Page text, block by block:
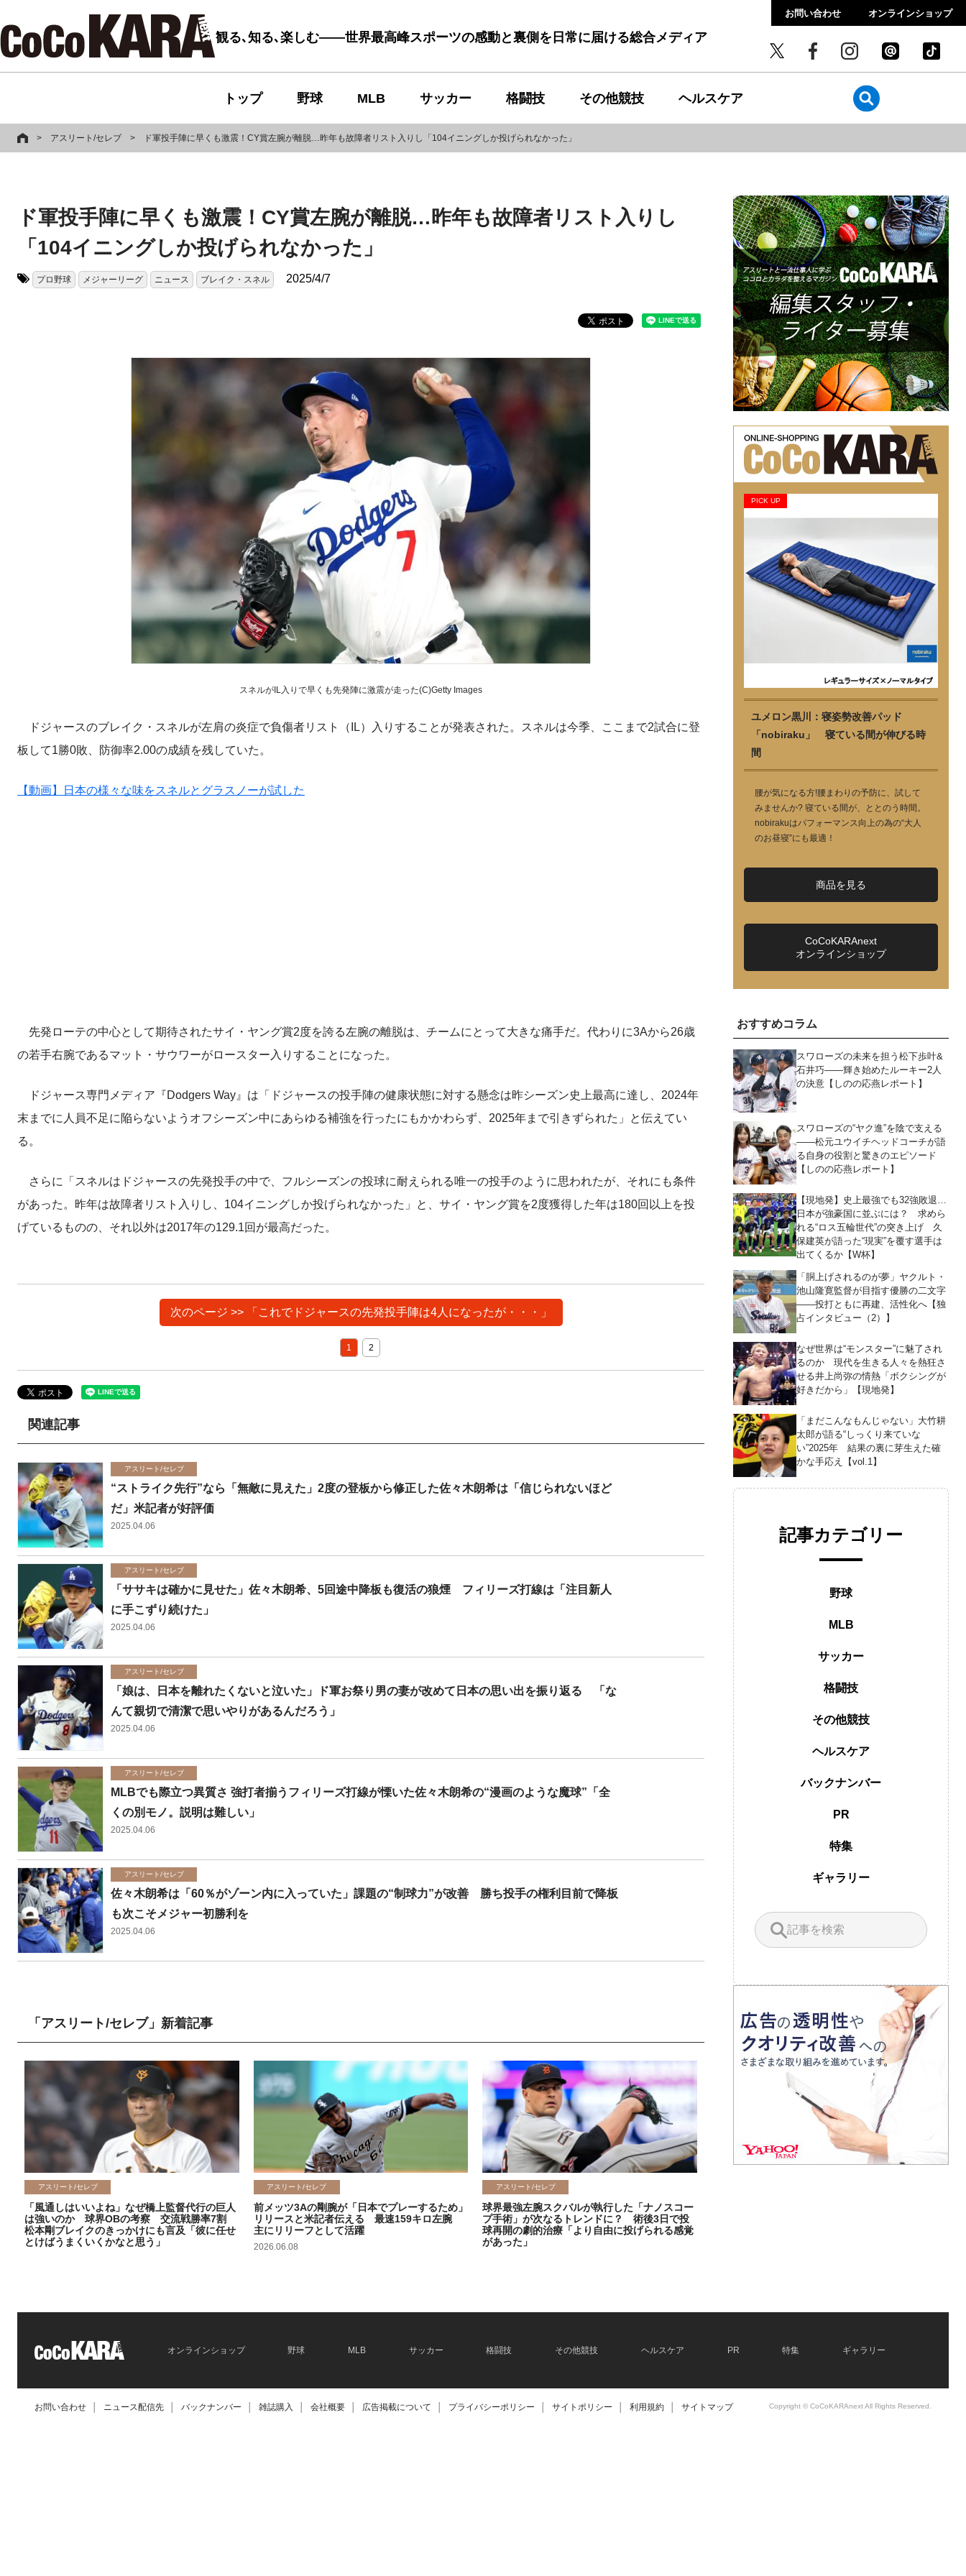
観る､知る､楽しむ――世界最高峰スポーツの感動と裏側を日常に届ける総合メディア
お問い合わせ オンラインショップ
トップ 野球 MLB サッカー 格闘技 その他競技 ヘルスケア
> アスリート/セレブ > ド軍投手陣に早くも激震！CY賞左腕が離脱…昨年も故障者リスト入りし「104イニングしか投げられなかった」
ド軍投手陣に早くも激震！CY賞左腕が離脱…昨年も故障者リスト入りし
「104イニングしか投げられなかった」
プロ野球 メジャーリーグ ニュース ブレイク・スネル 2025/4/7
スネルがIL入りで早くも先発陣に激震が走った(C)Getty Images
ドジャースのブレイク・スネルが左肩の炎症で負傷者リスト（IL）入りすることが発表された。スネルは今季、ここまで2試合に登
板して1勝0敗、防御率2.00の成績を残していた。
【動画】日本の様々な味をスネルとグラスノーが試した
先発ローテの中心として期待されたサイ・ヤング賞2度を誇る左腕の離脱は、チームにとって大きな痛手だ。代わりに3Aから26歳
の若手右腕であるマット・サウワーがロースター入りすることになった。
ドジャース専門メディア『Dodgers Way』は「ドジャースの投手陣の健康状態に対する懸念は昨シーズン史上最高に達し、2024年
末までに人員不足に陥らないようオフシーズン中にあらゆる補強を行ったにもかかわらず、2025年まで引きずられた」と伝えてい
る。
さらに「スネルはドジャースの先発投手の中で、フルシーズンの投球に耐えられる唯一の投手のように思われたが、それにも条件
があった。昨年は故障者リスト入りし、104イニングしか投げられなかった」と、サイ・ヤング賞を2度獲得した年は180回以上を投
げているものの、それ以外は2017年の129.1回が最高だった。
次のページ >> 「これでドジャースの先発投手陣は4人になったが・・・」
1 2
関連記事
アスリート/セレブ
“ストライク先行”なら「無敵に見えた」2度の登板から修正した佐々木朗希は「信じられないほど
だ」米記者が好評価
2025.04.06
アスリート/セレブ
「ササキは確かに見せた」佐々木朗希、5回途中降板も復活の狼煙 フィリーズ打線は「注目新人
に手こずり続けた」
2025.04.06
アスリート/セレブ
「娘は、日本を離れたくないと泣いた」ド軍お祭り男の妻が改めて日本の思い出を振り返る 「な
んて親切で清潔で思いやりがあるんだろう」
2025.04.06
アスリート/セレブ
MLBでも際立つ異質さ 強打者揃うフィリーズ打線が慄いた佐々木朗希の“漫画のような魔球”「全
くの別モノ。説明は難しい」
2025.04.06
アスリート/セレブ
佐々木朗希は「60％がゾーン内に入っていた」課題の“制球力”が改善 勝ち投手の権利目前で降板
も次こそメジャー初勝利を
2025.04.06
「アスリート/セレブ」新着記事
アスリート/セレブ
「風通しはいいよね」なぜ橋上監督代行の巨人
は強いのか 球界OBの考察 交流戦勝率7割
松本剛ブレイクのきっかけにも言及「彼に任せ
とけばうまくいくかなと思う」
アスリート/セレブ
前メッツ3Aの剛腕が「日本でプレーするため」
リリースと米記者伝える 最速159キロ左腕
主にリリーフとして活躍
2026.06.08
アスリート/セレブ
球界最強左腕スクバルが執行した「ナノスコー
プ手術」が次なるトレンドに？ 術後3日で投
球再開の劇的治療「より自由に投げられる感覚
があった」
PICK UP
ユメロン黒川：寝姿勢改善パッド
「nobiraku」 寝ている間が伸びる時
間
腰が気になる方!腰まわりの予防に、試して
みませんか? 寝ている間が、ととのう時間。
nobirakuはパフォーマンス向上の為の“大人
のお昼寝”にも最適！
商品を見る
CoCoKARAnext
オンラインショップ
おすすめコラム
スワローズの未来を担う松下歩叶&
石井巧――輝き始めたルーキー2人
の決意【しのの応燕レポート】
スワローズの“ヤク進”を陰で支える
――松元ユウイチヘッドコーチが語
る自身の役割と驚きのエピソード
【しのの応燕レポート】
【現地発】史上最強でも32強敗退…
日本が強豪国に並ぶには？ 求めら
れる“ロス五輪世代”の突き上げ 久
保建英が語った“現実”を覆す選手は
出てくるか【W杯】
「胴上げされるのが夢」ヤクルト・
池山隆寛監督が目指す優勝の二文字
――投打ともに再建、活性化へ【独
占インタビュー（2）】
なぜ世界は“モンスター”に魅了され
るのか 現代を生きる人々を熱狂さ
せる井上尚弥の情熱「ボクシングが
好きだから」【現地発】
「まだこんなもんじゃない」大竹耕
太郎が語る“しっくり来ていな
い”2025年 結果の裏に芽生えた確
かな手応え【vol.1】
記事カテゴリー
野球
MLB
サッカー
格闘技
その他競技
ヘルスケア
バックナンバー
PR
特集
ギャラリー
オンラインショップ 野球 MLB サッカー 格闘技 その他競技 ヘルスケア PR 特集 ギャラリー
お問い合わせ ニュース配信先 バックナンバー 雑誌購入 会社概要 広告掲載について プライバシーポリシー サイトポリシー 利用規約 サイトマップ Copyright © CoCoKARAnext All Rights Reserved.